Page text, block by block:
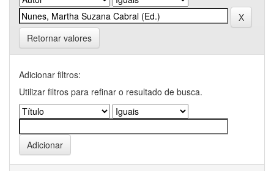
Retornar valores
Adicionar filtros:
Utilizar filtros para refinar o resultado de busca.